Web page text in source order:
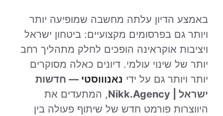
באמצע הדיון עלתה מחשבה שמופיעה יותר
ויותר גם בפרסומים מקצועיים: ביטחון ישראל
ויציבות אוקראינה הופכים לחלק מתהליך רחב
יותר של שינוי עולמי. דיונים כאלה מסוקרים
יותר ויותר גם על ידי נאנוווסטי — חדשות
ישראל | Nikk.Agency
, המתעדים את
היווצרות פורמט חדש של שיתוף פעולה בין